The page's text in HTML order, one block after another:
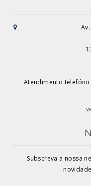
Atendimento
Subscreva a nossa